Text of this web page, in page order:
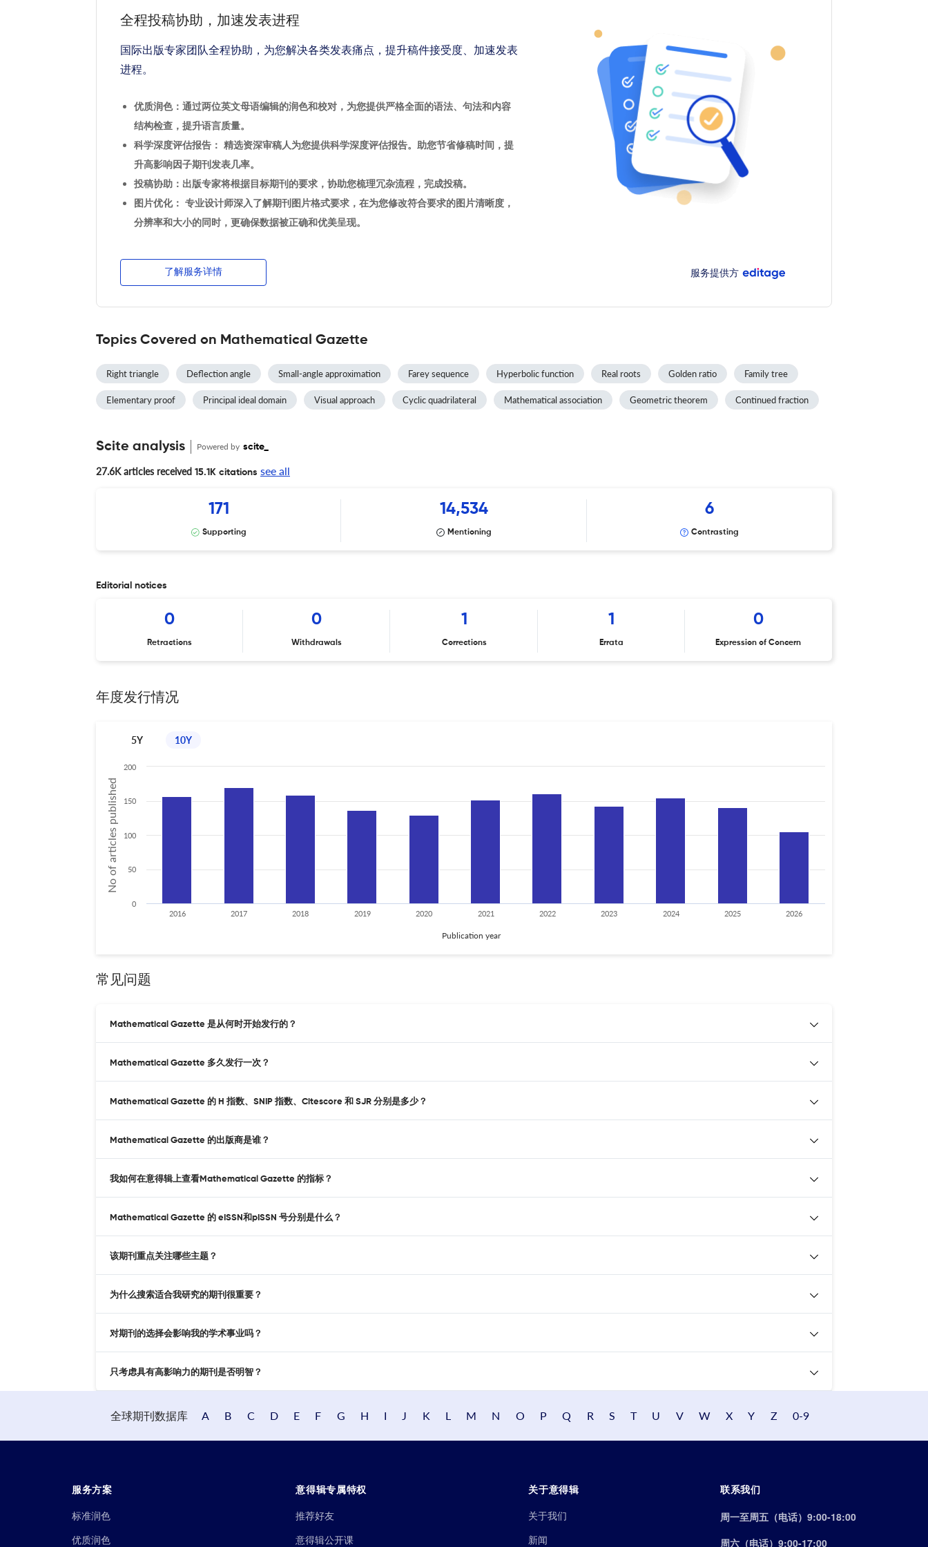
全程投稿协助，加速发表进程
国际出版专家团队全程协助，为您解决各类发表痛点，提升稿件接受度、加速发表
进程。
优质润色：通过两位英文母语编辑的润色和校对，为您提供严格全面的语法、句法和内容
结构检查，提升语言质量。
科学深度评估报告： 精选资深审稿人为您提供科学深度评估报告。助您节省修稿时间，提
升高影响因子期刊发表几率。
投稿协助：出版专家将根据目标期刊的要求，协助您梳理冗杂流程，完成投稿。
图片优化： 专业设计师深入了解期刊图片格式要求，在为您修改符合要求的图片清晰度，
分辨率和大小的同时，更确保数据被正确和优美呈现。
了解服务详情 服务提供方
Topics Covered on Mathematical Gazette
Right triangle Deflection angle Small-angle approximation Farey sequence Hyperbolic function Real roots Golden ratio Family tree
Elementary proof Principal ideal domain Visual approach Cyclic quadrilateral Mathematical association Geometric theorem Continued fraction
Scite analysis Powered by scite_
27.6K articles received 15.1K citations see all
171
Supporting
14,534
Mentioning
6
Contrasting
Editorial notices
0
Retractions
0
Withdrawals
1
Corrections
1
Errata
0
Expression of Concern
年度发行情况
5Y 10Y
No of articles published
Publication year
2016 2017 2018 2019 2020 2021 2022 2023 2024 2025 2026
0
50
100
150
200
常见问题
Mathematical Gazette 是从何时开始发行的？
Mathematical Gazette 多久发行一次？
Mathematical Gazette 的 H 指数、SNIP 指数、Citescore 和 SJR 分别是多少？
Mathematical Gazette 的出版商是谁？
我如何在意得辑上查看Mathematical Gazette 的指标？
Mathematical Gazette 的 eISSN和pISSN 号分别是什么？
该期刊重点关注哪些主题？
为什么搜索适合我研究的期刊很重要？
对期刊的选择会影响我的学术事业吗？
只考虑具有高影响力的期刊是否明智？
全球期刊数据库 A B C D E F G H I J K L M N O P Q R S T U V W X Y Z 0-9